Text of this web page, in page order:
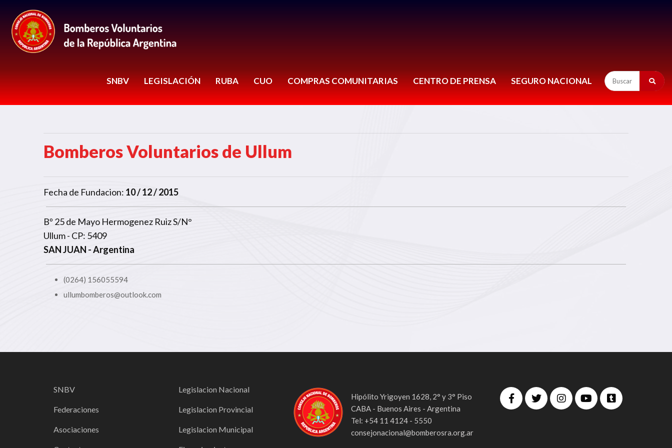
SNBV LEGISLACIÓN RUBA CUO COMPRAS COMUNITARIAS CENTRO DE PRENSA SEGURO NACIONAL
Bomberos Voluntarios de Ullum
Fecha de Fundacion: 10 / 12 / 2015
Bº 25 de Mayo Hermogenez Ruiz S/N°
Ullum - CP: 5409
SAN JUAN - Argentina
(0264) 156055594
ullumbomberos@outlook.com
SNBV
Federaciones
Asociaciones
Legislacion Nacional
Legislacion Provincial
Legislacion Municipal
Hipólito Yrigoyen 1628, 2° y 3° Piso
CABA - Buenos Aires - Argentina
Tel: +54 11 4124 - 5550
consejonacional@bomberosra.org.ar